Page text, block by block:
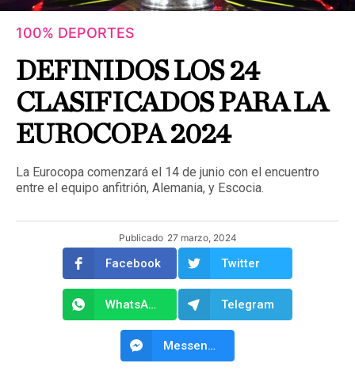
100% DEPORTES
DEFINIDOS LOS 24
CLASIFICADOS PARA LA
EUROCOPA 2024
La Eurocopa comenzará el 14 de junio con el encuentro
entre el equipo anfitrión, Alemania, y Escocia.
Publicado 27 marzo, 2024
Facebook Twitter
WhatsApp Telegram
Messenger